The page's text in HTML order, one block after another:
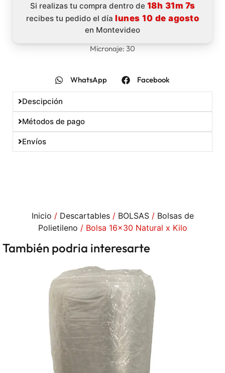
Si realizas tu compra dentro de 18h 31m 6s
recibes tu pedido el día lunes 10 de agosto
en Montevideo
Micronaje: 30
WhatsApp Facebook
Descipción
Métodos de pago
Envíos
Inicio / Descartables/ BOLSAS/ Bolsas de
Polietileno / Bolsa 16×30 Natural x Kilo
También podria interesarte